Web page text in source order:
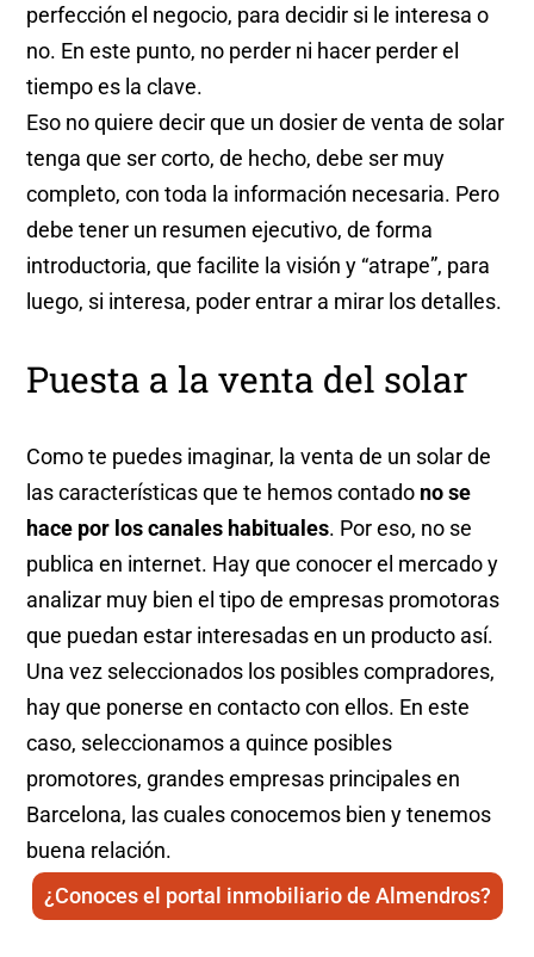
perfección el negocio, para decidir si le interesa o
no. En este punto, no perder ni hacer perder el
tiempo es la clave.
Eso no quiere decir que un dosier de venta de solar
tenga que ser corto, de hecho, debe ser muy
completo, con toda la información necesaria. Pero
debe tener un resumen ejecutivo, de forma
introductoria, que facilite la visión y “atrape”, para
luego, si interesa, poder entrar a mirar los detalles.
Puesta a la venta del solar
Como te puedes imaginar, la venta de un solar de
las características que te hemos contado no se
hace por los canales habituales. Por eso, no se
publica en internet. Hay que conocer el mercado y
analizar muy bien el tipo de empresas promotoras
que puedan estar interesadas en un producto así.
Una vez seleccionados los posibles compradores,
hay que ponerse en contacto con ellos. En este
caso, seleccionamos a quince posibles
promotores, grandes empresas principales en
Barcelona, las cuales conocemos bien y tenemos
buena relación.
¿Conoces el portal inmobiliario de Almendros?